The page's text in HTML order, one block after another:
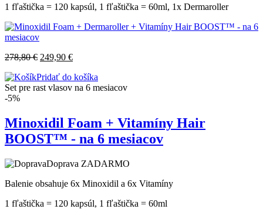
1 fľaštička = 120 kapsúl, 1 fľaštička = 60ml, 1x Dermaroller
278,80€ 249,90 €
Pridať do košíka
Set pre rast vlasov na 6 mesiacov
-5%
Minoxidil Foam + Vitamíny Hair
BOOST™ - na 6 mesiacov
Doprava ZADARMO
Balenie obsahuje 6x Minoxidil a 6x Vitamíny
1 fľaštička = 120 kapsúl, 1 fľaštička = 60ml